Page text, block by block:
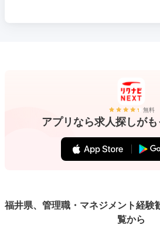
無料
アプリなら求人探しがも
福井県、管理職・マネジメント経験
覧から